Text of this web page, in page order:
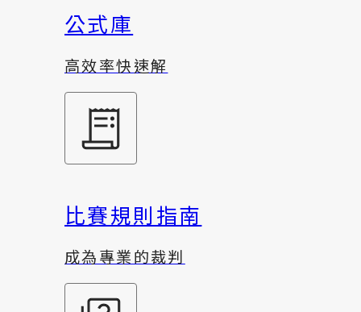
公式庫
高效率快速解
比賽規則指南
成為專業的裁判